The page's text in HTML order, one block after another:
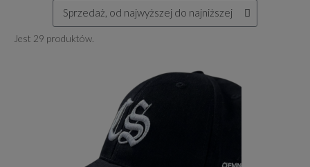
Jest 29 produktów.